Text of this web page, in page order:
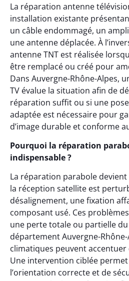
La réparation antenne
installation existante
un câble endommagé, un
une antenne déplacée. À
antenne TNT est réalisée
être remplacé ou créé pour
Dans Auvergne-Rhône-Alpes,
TV évalue la situation afin de
réparation suffit ou si une
adaptée est nécessaire pour
d’image durable et conforme
Pourquoi la réparation
indispensable ?
La réparation parabole
la réception satellite est
désalignement, une fixation
composant usé. Ces
une perte totale ou partielle du
département Auvergne-
climatiques peuvent accentuer
Une intervention ciblée
l’orientation correcte et de